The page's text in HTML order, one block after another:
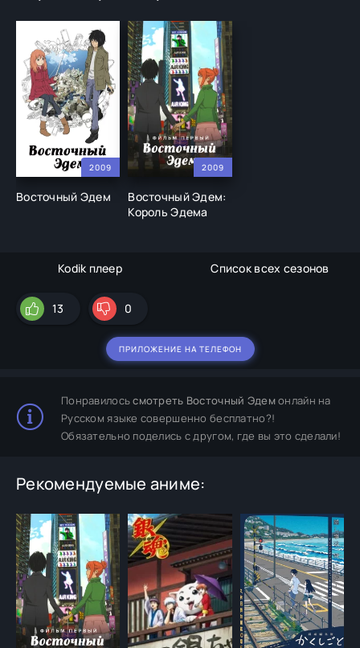
2009
Восточный Эдем
2009
Восточный Эдем:
Король Эдема
Kodik плеер Список всех сезонов
13 0
ПРИЛОЖЕНИЕ НА ТЕЛЕФОН
Понравилосьсмотреть Восточный Эдемонлайн на
Русском языке совершенно бесплатно?!
Обязательно поделись с другом, где вы это сделали!
Рекомендуемые аниме: